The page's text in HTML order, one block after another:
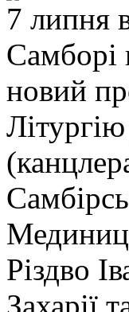
7 липня
Самборі
новий
Різдво
Захарії